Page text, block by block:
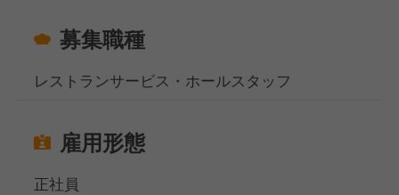
募集職種
レストランサービス・ホールスタッフ
雇用形態
正社員